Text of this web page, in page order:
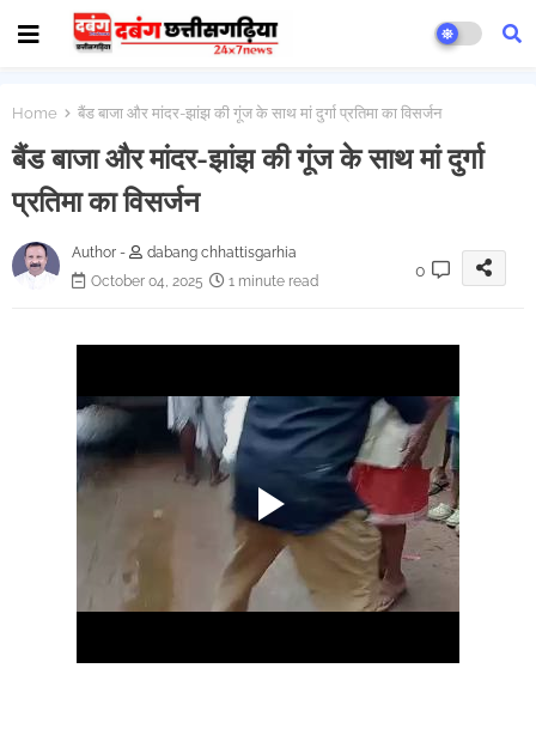
Home बैंड बाजा और मांदर-झांझ की गूंज के साथ मां दुर्गा प्रतिमा का विसर्जन
बैंड बाजा और मांदर-झांझ की गूंज के साथ मां दुर्गा
प्रतिमा का विसर्जन
Author -
dabang chhattisgarhia
October 04, 2025
1 minute read
0